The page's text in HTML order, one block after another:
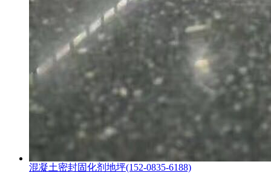
混凝土密封固化剂地坪(152-0835-6188)